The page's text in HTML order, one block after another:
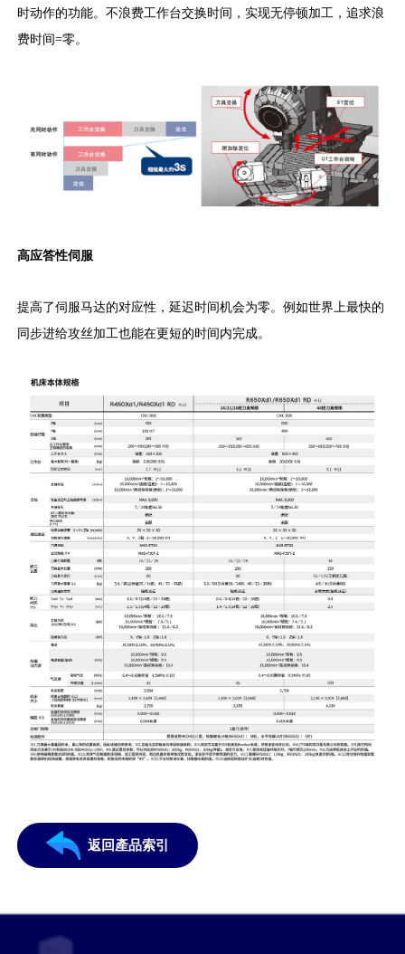
时动作的功能。不浪费工作台交换时间，实现无停顿加工，追求浪
费时间=零。
高应答性伺服
提高了伺服马达的对应性，延迟时间机会为零。例如世界上最快的
同步进给攻丝加工也能在更短的时间内完成。
返回產品索引